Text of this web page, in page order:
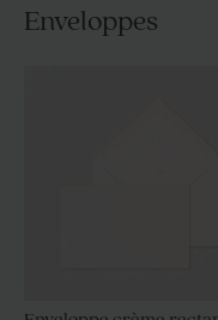
Enveloppes